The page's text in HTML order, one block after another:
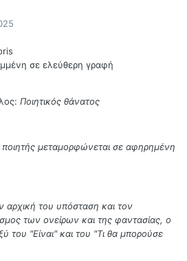
σε ελεύθερη γραφή
Ποιητικός θάνατος
ποιητής μεταμορφώνεται σε αφηρημένη
αρχική του υπόσταση και τον
των ονείρων και της φαντασίας, ο
του "Είναι" και του "Τι θα μπορούσε